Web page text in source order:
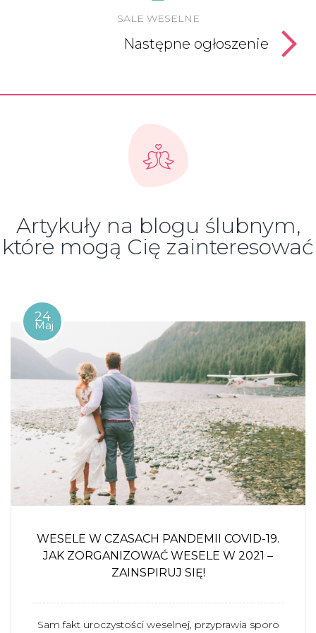
SALE WESELNE
Następne ogłoszenie
Artykuły na blogu ślubnym,
które mogą Cię zainteresować
24
Maj
WESELE W CZASACH PANDEMII COVID-19.
JAK ZORGANIZOWAĆ WESELE W 2021 –
ZAINSPIRUJ SIĘ!
Sam fakt uroczystości weselnej, przyprawia sporo